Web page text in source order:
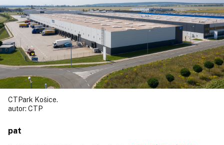
CTPark Košice.
autor: CTP
pat